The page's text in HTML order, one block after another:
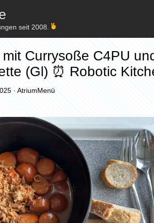
seit 2008.
Currysoße C4PU
(Gl) ⏰ Robotic
· AtriumMenü